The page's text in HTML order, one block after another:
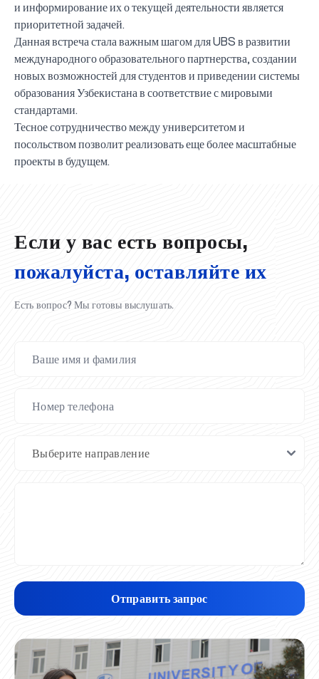
и информирование их о текущей деятельности является
приоритетной задачей.
Данная встреча стала важным шагом для UBS в развитии
международного образовательного партнерства, создании
новых возможностей для студентов и приведении системы
образования Узбекистана в соответствие с мировыми
стандартами.
Тесное сотрудничество между университетом и
посольством позволит реализовать еще более масштабные
проекты в будущем.
UBS professori "Yangi O‘zbekiston yosh olimlari"
qatoridan joy oldi!
Вышел новый номер нашей любимой газеты «UBS
Xabarnomasi»!
Анализ деятельности UBS и планы на перспективу
Преподаватели UBS повысили квалификацию в
Кыргызстане
Вперёд к победе, Узбекистан!
НАЗНАЧЕНИЕ
UBS в средствах массовой информации
UBS и выпускники университета удостоены наград
хокимията области
Хотите вывести изучение языка на новый уровень?
Inson kapitaliga yo‘naltirilgan investitsiya — Yangi
O‘zbekiston taraqqiyotining eng muhim tayanchi
Если у вас есть вопросы,
пожалуйста, оставляйте их
Есть вопрос? Мы готовы выслушать.
Отправить запрос